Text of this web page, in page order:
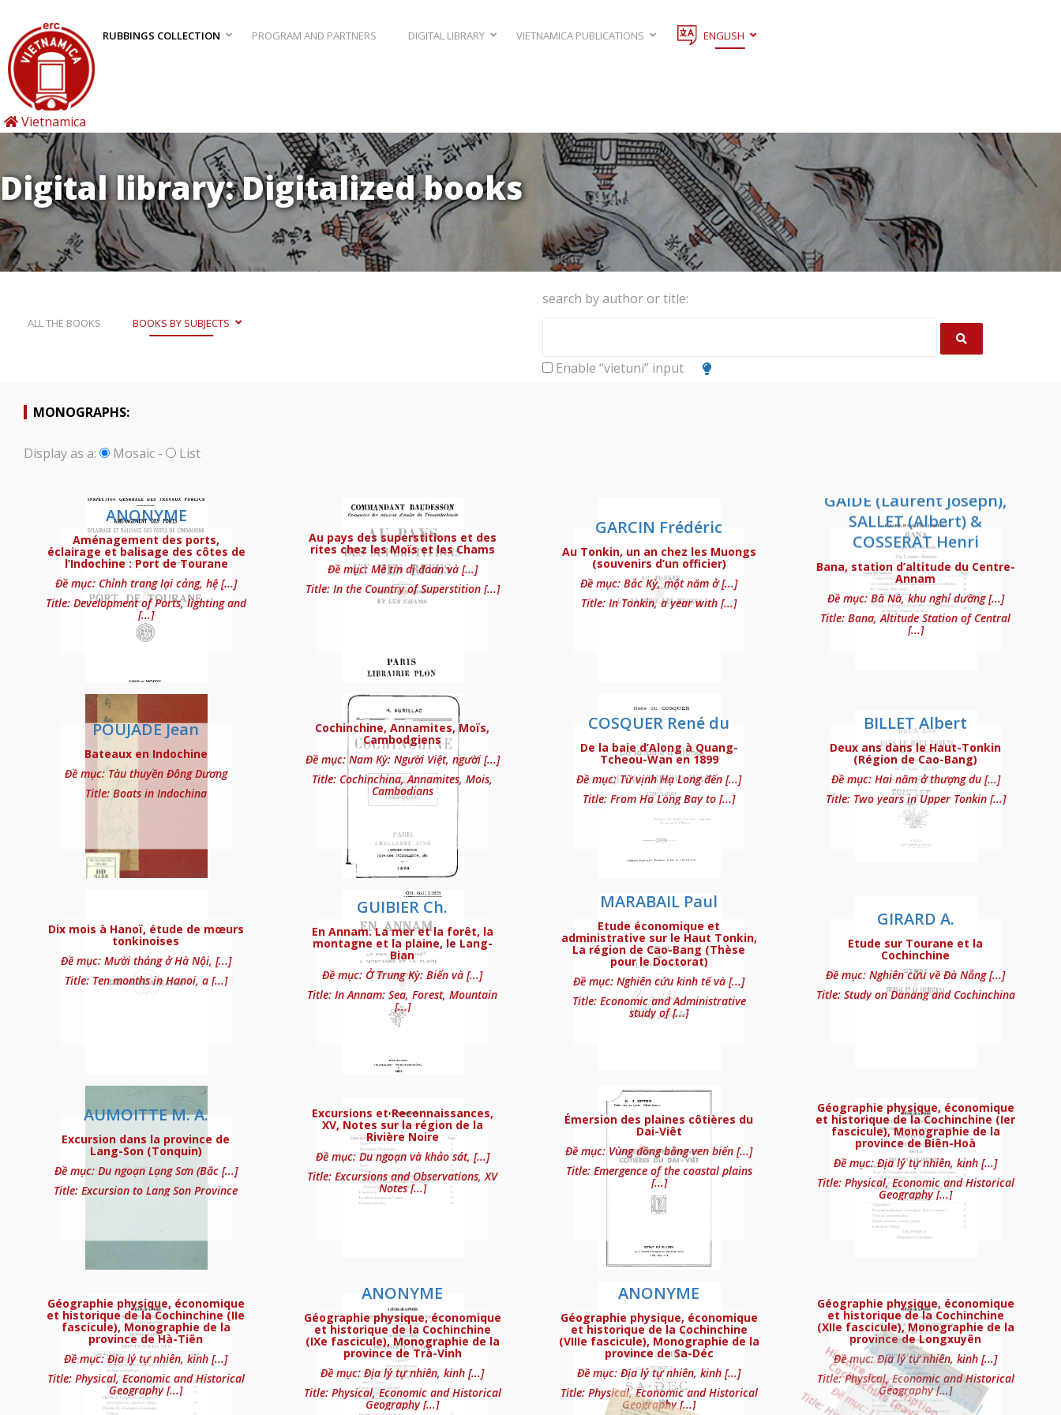
Vietnamica
RUBBINGS COLLECTION PROGRAM AND PARTNERS DIGITAL LIBRARY VIETNAMICA PUBLICATIONS ENGLISH
Digital library: Digitalized books
ALL THE BOOKS BOOKS BY SUBJECTS
search by author or title:
Enable “vietuni” input
MONOGRAPHS:
Display as a: Mosaic - List
Aménagement des ports, éclairage et balisage des côtes de l’Indochine : Port de Tourane
Au pays des superstitions et des rites chez les Moïs et les Chams
Au Tonkin, un an chez les Muongs (souvenirs d’un officier)
Bana, station d’altitude du Centre-Annam
Bateaux en Indochine
Cochinchine, Annamites, Moïs, Cambodgiens
De la baie d’Along à Quang-Tcheou-Wan en 1899
ANONYME
Aménagement des ports,
éclairage et balisage des côtes de
l’Indochine : Port de Tourane
Đề mục: Chỉnh trang lại cảng, hệ [...]
Title: Development of Ports, lighting and
[...]
Au pays des superstitions et des
rites chez les Moïs et les Chams
Đề mục: Mê tín dị đoan và [...]
Title: In the Country of Superstition [...]
GARCIN Frédéric
Au Tonkin, un an chez les Muongs
(souvenirs d’un officier)
Đề mục: Bắc Kỳ, một năm ở [...]
Title: In Tonkin, a year with [...]
GAIDE (Laurent Joseph),
SALLET (Albert) &
COSSERAT Henri
Bana, station d’altitude du Centre-
Annam
Đề mục: Bà Nà, khu nghỉ dưỡng [...]
Title: Bana, Altitude Station of Central
[...]
POUJADE Jean
Bateaux en Indochine
Đề mục: Tàu thuyền Đông Dương
Title: Boats in Indochina
Cochinchine, Annamites, Moïs,
Cambodgiens
Đề mục: Nam Kỳ: Người Việt, người [...]
Title: Cochinchina, Annamites, Mois,
Cambodians
COSQUER René du
De la baie d’Along à Quang-
Tcheou-Wan en 1899
Đề mục: Từ vịnh Hạ Long đến [...]
Title: From Ha Long Bay to [...]
BILLET Albert
Deux ans dans le Haut-Tonkin
(Région de Cao-Bang)
Đề mục: Hai năm ở thượng du [...]
Title: Two years in Upper Tonkin [...]
Dix mois à Hanoï, étude de mœurs
tonkinoises
Đề mục: Mười tháng ở Hà Nội, [...]
Title: Ten months in Hanoi, a [...]
GUIBIER Ch.
En Annam. La mer et la forêt, la
montagne et la plaine, le Lang-
Bian
Đề mục: Ở Trung Kỳ: Biển và [...]
Title: In Annam: Sea, Forest, Mountain
[...]
MARABAIL Paul
Etude économique et
administrative sur le Haut Tonkin,
La région de Cao-Bang (Thèse
pour le Doctorat)
Đề mục: Nghiên cứu kinh tế và [...]
Title: Economic and Administrative
study of [...]
GIRARD A.
Etude sur Tourane et la
Cochinchine
Đề mục: Nghiên cứu về Đà Nẵng [...]
Title: Study on Danang and Cochinchina
AUMOITTE M. A.
Excursion dans la province de
Lang-Son (Tonquin)
Đề mục: Du ngoạn Lạng Sơn (Bắc [...]
Title: Excursion to Lang Son Province
Excursions et Reconnaissances,
XV, Notes sur la région de la
Rivière Noire
Đề mục: Du ngoạn và khảo sát, [...]
Title: Excursions and Observations, XV
Notes [...]
Émersion des plaines côtières du
Dai-Viêt
Đề mục: Vùng đồng bằng ven biển [...]
Title: Emergence of the coastal plains
[...]
Géographie physique, économique
et historique de la Cochinchine (Ier
fascicule), Monographie de la
province de Biên-Hoà
Đề mục: Địa lý tự nhiên, kinh [...]
Title: Physical, Economic and Historical
Geography [...]
Géographie physique, économique
et historique de la Cochinchine (IIe
fascicule), Monographie de la
province de Hà-Tiên
Đề mục: Địa lý tự nhiên, kinh [...]
Title: Physical, Economic and Historical
Geography [...]
ANONYME
Géographie physique, économique
et historique de la Cochinchine
(IXe fascicule), Monographie de la
province de Trà-Vinh
Đề mục: Địa lý tự nhiên, kinh [...]
Title: Physical, Economic and Historical
Geography [...]
ANONYME
Géographie physique, économique
et historique de la Cochinchine
(VIIIe fascicule), Monographie de la
province de Sa-Déc
Đề mục: Địa lý tự nhiên, kinh [...]
Title: Physical, Economic and Historical
Geography [...]
Géographie physique, économique
et historique de la Cochinchine
(XIIe fascicule), Monographie de la
province de Longxuyên
Đề mục: Địa lý tự nhiên, kinh [...]
Title: Physical, Economic and Historical
Geography [...]